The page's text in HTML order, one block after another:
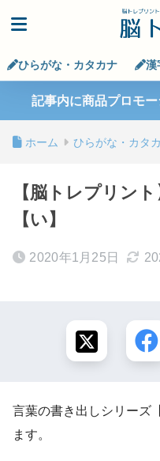
ひらがな・カタカナ 漢
記事内に商品プロモ
ホーム ひらがな・カタ
【脳トレプリン
【い】
2020年1月25日
言葉の書き出しシリーズ
ます。